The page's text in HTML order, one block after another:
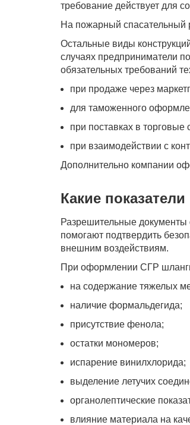
требование действует для
На пожарный
Остальные виды
случаях предприниматели
обязательных требований
при продаже через
для таможенного
при поставках в торговые
при взаимодействии с
Дополнительно компании
Какие
Разрешительные
помогают подтвердить
внешним воздействиям.
При оформлении СГР
на содержание тяжелых
наличие формальдегида;
присутствие фенола;
остатки мономеров;
испарение винилхлорида;
выделение летучих
органолептические
влияние материала на